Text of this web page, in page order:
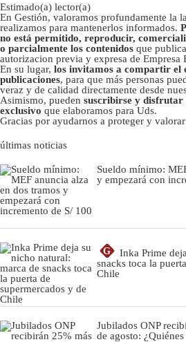
Estimado(a) lector(a)
En Gestión, valoramos profundamente la
realizamos para mantenerlos informados.
no está permitido, reproducir,
o parcialmente los contenidos que
autorizacion previa y expresa de Empresa
En su lugar, los invitamos a compartir el
publicaciones, para que más personas
veraz y de calidad directamente desde
Asimismo, pueden suscribirse y disfrutar
exclusivo que elaboramos para Uds.
Gracias por ayudarnos a proteger y
últimas noticias
Sueldo mínimo:
y empezará con
G
Inka Prime
snacks toca la
Chile
Jubilados ONP
de agosto: